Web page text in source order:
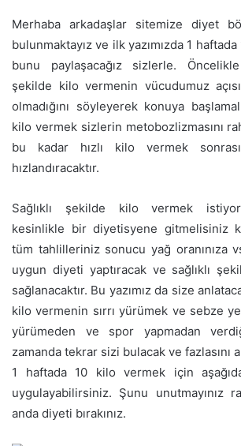
Merhaba arkadaşlar sitemize diyet
bulunmaktayız ve ilk yazımızda 1
bunu paylaşacağız sizlerle.
şekilde kilo vermenin vücudumuz
olmadığını söyleyerek konuya
kilo vermek sizlerin metobozlizmasını
bu kadar hızlı kilo vermek
hızlandıracaktır.
Sağlıklı şekilde kilo vermek
kesinlikle bir diyetisyene gitmelisiniz
tüm tahlilleriniz sonucu yağ oranınıza
uygun diyeti yaptıracak ve sağlıklı
sağlanacaktır. Bu yazımız da size
kilo vermenin sırrı yürümek ve sebze
yürümeden ve spor yapmadan
zamanda tekrar sizi bulacak ve fazlasını
1 haftada 10 kilo vermek için
uygulayabilirsiniz. Şunu unutmayınız
anda diyeti bırakınız.